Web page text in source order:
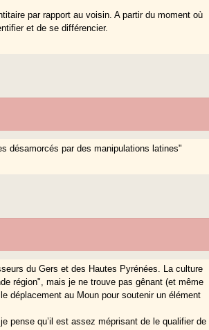
par rapport au voisin. A partir du moment où
et de se différencier.
désamorcés par des manipulations latines"
du Gers et des Hautes Pyrénées. La culture
région", mais je ne trouve pas gênant (et même
déplacement au Moun pour soutenir un élément
pense qu’il est assez méprisant de le qualifier de